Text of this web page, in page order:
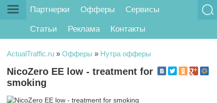
Партнерки Офферы Сервисы
Статьи Реклама Контакты
ActualTraffic.ru » Офферы » Нутра офферы
NicoZero EE low - treatment for
smoking